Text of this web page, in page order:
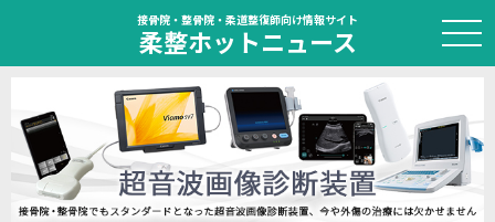
接骨院・整骨院・柔道整復師向け情報サイト
柔整ホットニュース
HOME
トピック